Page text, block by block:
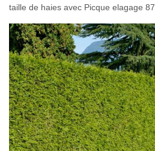
taille de haies avec Picque elagage 87.